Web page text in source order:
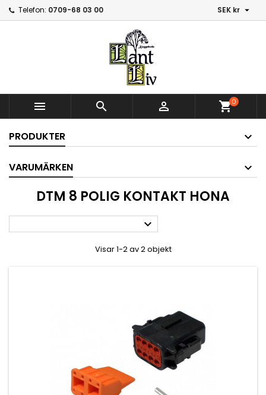
Telefon: 0709-68 03 00 SEK kr 
   shopping_cart0
PRODUKTER
VARUMÄRKEN
DTM 8 POLIG KONTAKT HONA

Visar 1-2 av 2 objekt